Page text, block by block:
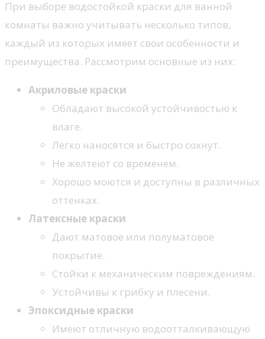
При выборе водостойкой краски для ванной
комнаты важно учитывать несколько типов,
каждый из которых имеет свои особенности и
преимущества. Рассмотрим основные из них:
Акриловые краски
Обладают высокой устойчивостью к
влаге.
Легко наносятся и быстро сохнут.
Не желтеют со временем.
Хорошо моются и доступны в различных
оттенках.
Латексные краски
Дают матовое или полуматовое
покрытие.
Стойки к механическим повреждениям.
Устойчивы к грибку и плесени.
Эпоксидные краски
Имеют отличную водоотталкивающую